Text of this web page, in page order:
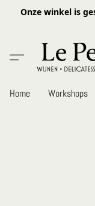
Onze winkel is
Home Workshops